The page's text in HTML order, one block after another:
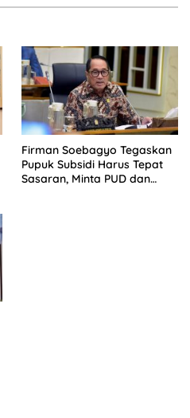
Firman Soebagyo Tegaskan
Pupuk Subsidi Harus Tepat
Sasaran, Minta PUD dan